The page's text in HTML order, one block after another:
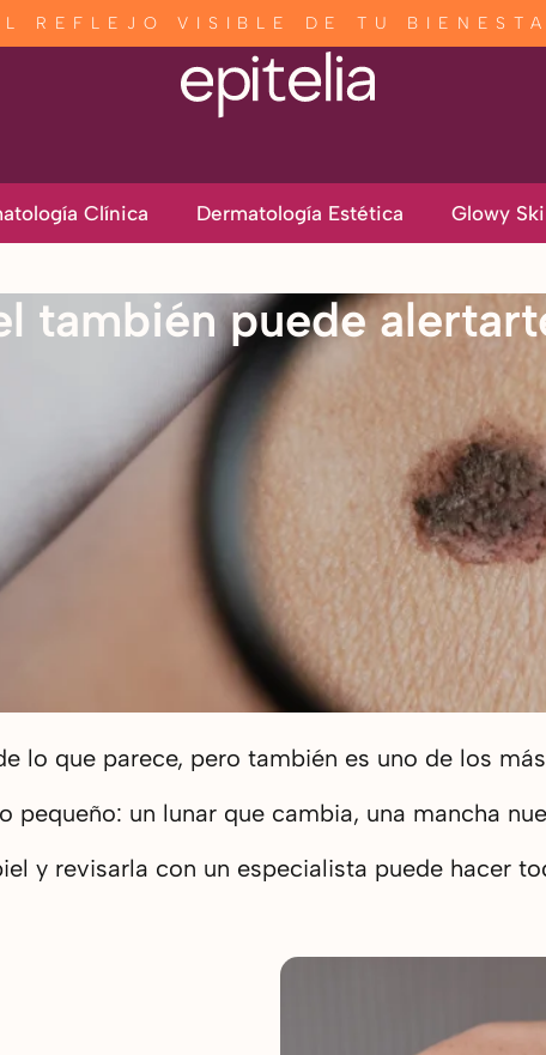
REFLEJO VISIBLE DE TU
Clínica Dermatología Estética Glowy
también puede
lo que parece, pero también es uno de los
pequeño: un lunar que cambia, una mancha
y revisarla con un especialista puede hacer